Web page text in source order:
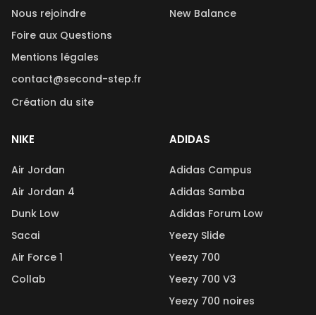
Nous rejoindre
Foire aux Questions
Mentions légales
contact@second-step.fr
Création du site
New Balance
NIKE
Air Jordan
Air Jordan 4
Dunk Low
Sacai
Air Force 1
Collab
ADIDAS
Adidas Campus
Adidas Samba
Adidas Forum Low
Yeezy Slide
Yeezy 700
Yeezy 700 V3
Yeezy 700 noires